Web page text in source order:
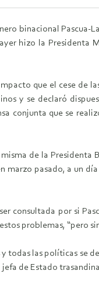
binacional Pascua-
hizo la Presidenta
que el cese de
y se declaró
conjunta que se
de la
pasado, a un
consultada por si
problemas, “pero
todas las políticas se
de Estado